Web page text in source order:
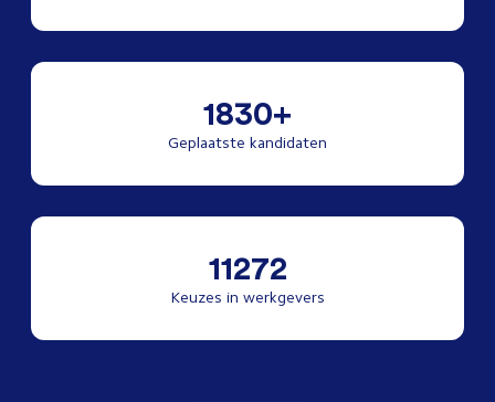
1830+
Geplaatste kandidaten
11272
Keuzes in werkgevers